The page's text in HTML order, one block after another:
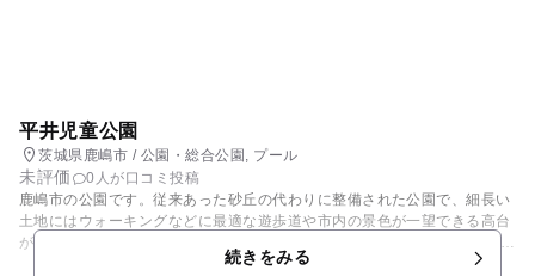
平井児童公園
茨城県鹿嶋市 / 公園・総合公園, プール
未評価
0人が口コミ投稿
鹿嶋市の公園です。従来あった砂丘の代わりに整備された公園で、細長い
土地にはウォーキングなどに最適な遊歩道や市内の景色が一望できる高台
があったりと、親子の散歩、犬の散歩などにも最適です。 夏には幼児用プ
ールがオープンし、人気の水遊びスポットとしても知られています。プー
続きをみる